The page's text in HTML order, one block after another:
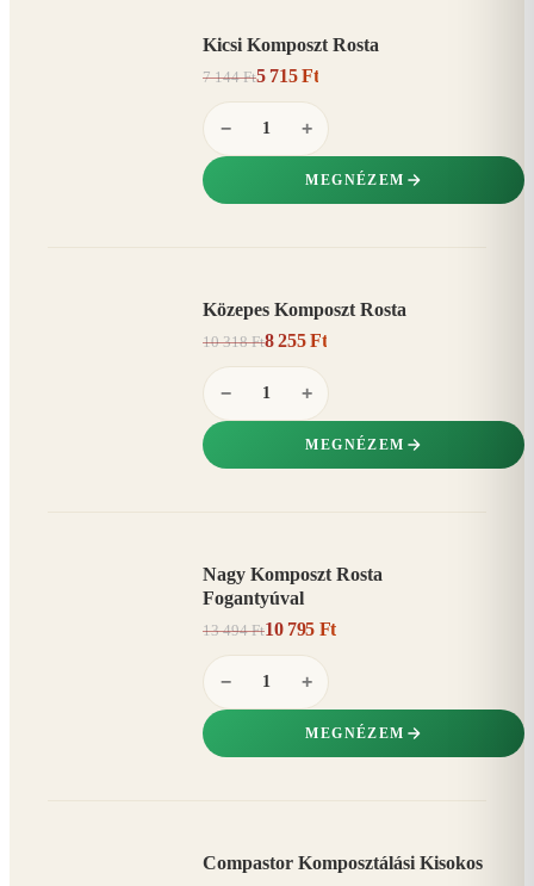
Kicsi Komposzt Rosta
7 144 Ft5 715 Ft
− +
MEGNÉZEM
Közepes Komposzt Rosta
10 318 Ft8 255 Ft
− +
MEGNÉZEM
Nagy Komposzt Rosta
Fogantyúval
13 494 Ft10 795 Ft
− +
MEGNÉZEM
Compastor Komposztálási Kisokos